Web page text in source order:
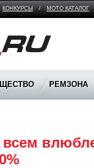
КОНКУРСЫ / МОТО КАТАЛОГ
РЕМЗОНА
всем